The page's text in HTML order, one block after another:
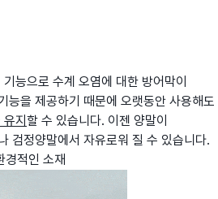
능으로 수계 오염에 대한 방어막이
능을 제공하기 때문에 오랫동안 사용해도
지할 수 있습니다. 이젠 양말이
검정양말에서 자유로워 질 수 있습니다.
적인 소재